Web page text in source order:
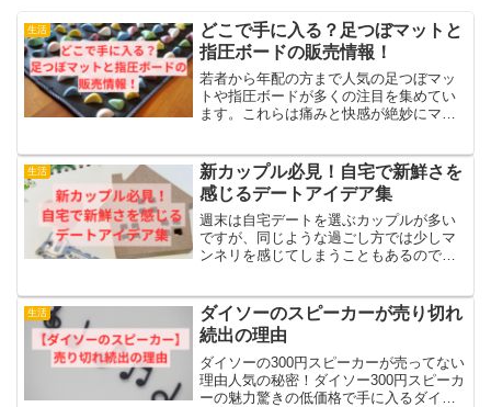
生活
どこで手に入る？足つぼマットと
指圧ボードの販売情報！
若者から年配の方まで人気の足つぼマッ
トや指圧ボードが多くの注目を集めてい
ます。これらは痛みと快感が絶妙にマッ
か気になるところですね。今回は、足つ
ぼマットや指圧ボードが手...
生活
新カップル必見！自宅で新鮮さを
感じるデートアイデア集
週末は自宅デートを選ぶカップルが多い
ですが、同じような過ごし方では少しマ
ンネリを感じてしまうこともあるのでは
パターンになりがちなその時間を、ちょ
っとしたアイデアで格別な...
生活
ダイソーのスピーカーが売り切れ
続出の理由
ダイソーの300円スピーカーが売ってない
理由人気の秘密！ダイソー300円スピーカ
ーの魅力驚きの低価格で手に入るダイソ